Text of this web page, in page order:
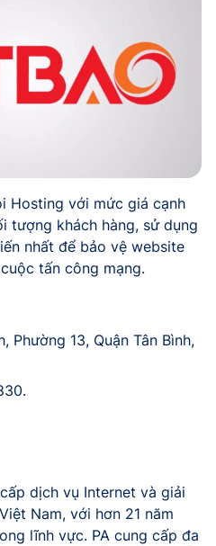
Hosting với mức giá cạnh
tượng khách hàng, sử dụng
nhất để bảo vệ website
tấn công mạng.
Phường 13, Quận Tân Bình,
dịch vụ Internet và giải
Nam, với hơn 21 năm
lĩnh vực. PA cung cấp đa